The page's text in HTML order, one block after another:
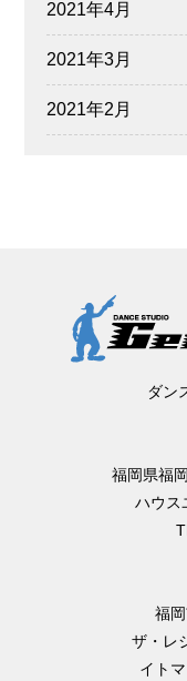
2021年4月
2021年3月
2021年2月
ダン
福岡県福
ハウス
福
ザ・レ
イト